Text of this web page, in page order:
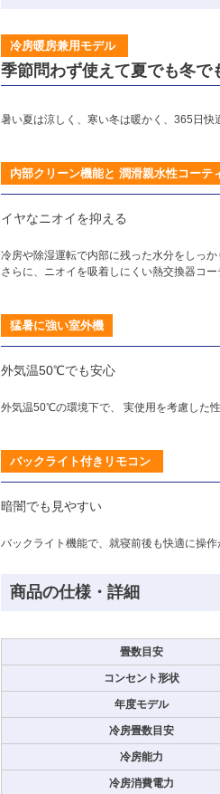
冷房暖房兼用モデル
季節問わず使えて夏でも冬で
暑い夏は涼しく、寒い冬は暖かく、365日快
内部クリーン機能と 潤滑親水性コーテ
イヤなニオイを抑える
冷房や除湿運転で内部に残った水分をしっか
さらに、ニオイを吸着しにくい熱交換器コ
猛暑に強い室外機
外気温50℃でも安心
外気温50℃の環境下で、 実使用を考慮した
バックライト付きリモコン
暗闇でも見やすい
バックライト機能で、就寝前後も快適に操作
商品の仕様・詳細
畳数目安
コンセント形状
年度モデル
冷房畳数目安
冷房能力
冷房消費電力